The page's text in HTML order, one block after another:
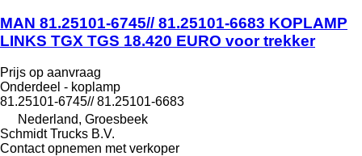
MAN 81.25101-6745// 81.25101-6683 KOPLAMP
LINKS TGX TGS 18.420 EURO voor trekker
Prijs op aanvraag
Onderdeel - koplamp
81.25101-6745// 81.25101-6683
Nederland, Groesbeek
Schmidt Trucks B.V.
Contact opnemen met verkoper